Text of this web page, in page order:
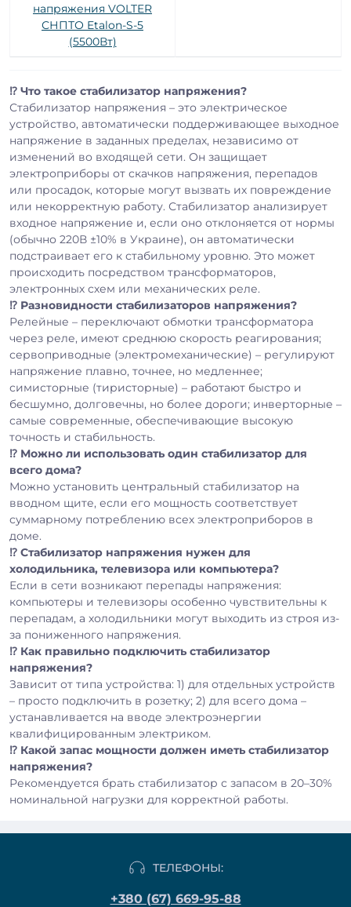
напряжения VOLTER
СНПТО Etalon-S-5
(5500Вт)
⁉️ Что такое стабилизатор напряжения?
Стабилизатор напряжения – это электрическое
устройство, автоматически поддерживающее выходное
напряжение в заданных пределах, независимо от
изменений во входящей сети. Он защищает
электроприборы от скачков напряжения, перепадов
или просадок, которые могут вызвать их повреждение
или некорректную работу. Стабилизатор анализирует
входное напряжение и, если оно отклоняется от нормы
(обычно 220В ±10% в Украине), он автоматически
подстраивает его к стабильному уровню. Это может
происходить посредством трансформаторов,
электронных схем или механических реле.
⁉️ Разновидности стабилизаторов напряжения?
Релейные – переключают обмотки трансформатора
через реле, имеют среднюю скорость реагирования;
сервоприводные (электромеханические) – регулируют
напряжение плавно, точнее, но медленнее;
симисторные (тиристорные) – работают быстро и
бесшумно, долговечны, но более дороги; инверторные –
самые современные, обеспечивающие высокую
точность и стабильность.
⁉️ Можно ли использовать один стабилизатор для
всего дома?
Можно установить центральный стабилизатор на
вводном щите, если его мощность соответствует
суммарному потреблению всех электроприборов в
доме.
⁉️ Стабилизатор напряжения нужен для
холодильника, телевизора или компьютера?
Если в сети возникают перепады напряжения:
компьютеры и телевизоры особенно чувствительны к
перепадам, а холодильники могут выходить из строя из-
за пониженного напряжения.
⁉️ Как правильно подключить стабилизатор
напряжения?
Зависит от типа устройства: 1) для отдельных устройств
– просто подключить в розетку; 2) для всего дома –
устанавливается на вводе электроэнергии
квалифицированным электриком.
⁉️ Какой запас мощности должен иметь стабилизатор
напряжения?
Рекомендуется брать стабилизатор с запасом в 20–30%
номинальной нагрузки для корректной работы.
ТЕЛЕФОНЫ:
+380 (67) 669-95-88